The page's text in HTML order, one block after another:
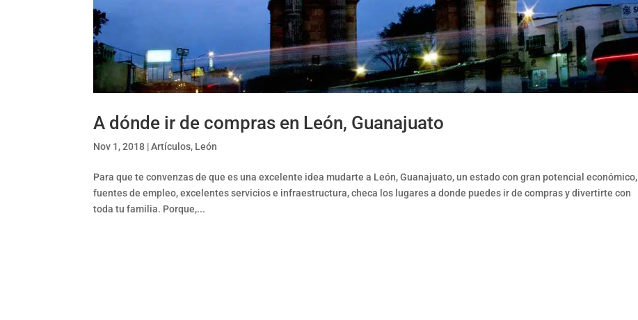
A dónde ir de compras en León, Guanajuato
Nov 1, 2018 |Artículos, León
Para que te convenzas de que es una excelente idea mudarte a León, Guanajuato, un estado con gran potencial económico,
fuentes de empleo, excelentes servicios e infraestructura, checa los lugares a donde puedes ir de compras y divertirte con
toda tu familia. Porque,...